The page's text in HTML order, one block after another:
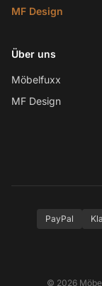
MF Design
Über uns
Möbelfuxx
MF Design
PayPal
© 2026